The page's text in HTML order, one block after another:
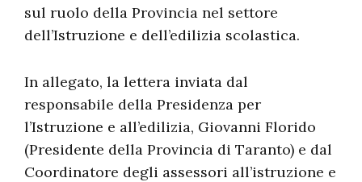
sul ruolo della Provincia nel settore
dell’Istruzione e dell’edilizia scolastica.
In allegato, la lettera inviata dal
responsabile della Presidenza per
l’Istruzione e all’edilizia, Giovanni Florido
(Presidente della Provincia di Taranto) e dal
Coordinatore degli assessori all’istruzione e